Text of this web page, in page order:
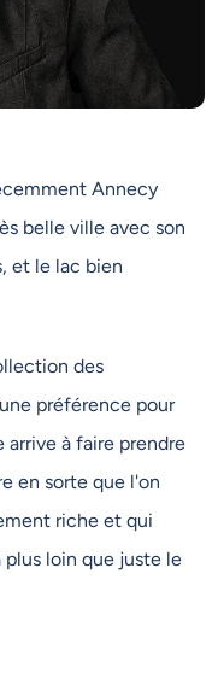
Annecy
belle ville avec son
et le lac bien
des
préférence pour
à faire prendre
en sorte que l'on
riche et qui
plus loin que juste le